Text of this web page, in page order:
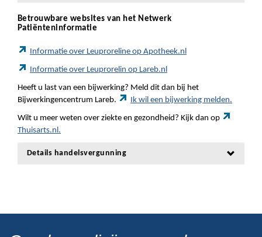
Betrouwbare websites van het Netwerk
Patiënteninformatie
Informatie over Leuproreline op Apotheek.nl
Informatie over Leuprorelin op Lareb.nl
Heeft u last van een bijwerking? Meld dit dan bij het
Bijwerkingencentrum Lareb.
Ik wil een bijwerking melden.
Wilt u meer weten over ziekte en gezondheid? Kijk dan op
Thuisarts.nl.
Details handelsvergunning